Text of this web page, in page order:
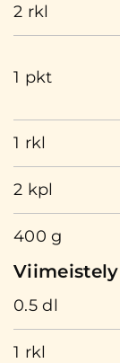
2 rkl
1 pkt
1 rkl
2 kpl
400 g
Viimeistely
0.5 dl
1 rkl